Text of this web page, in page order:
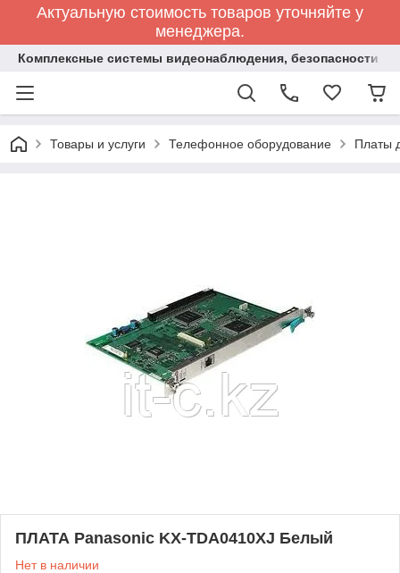
Актуальную стоимость товаров уточняйте у
менеджера.
Комплексные системы видеонаблюдения, безопасности и
Товары и услуги Телефонное оборудование Платы
ПЛАТА Panasonic KX-TDA0410XJ Белый
Нет в наличии